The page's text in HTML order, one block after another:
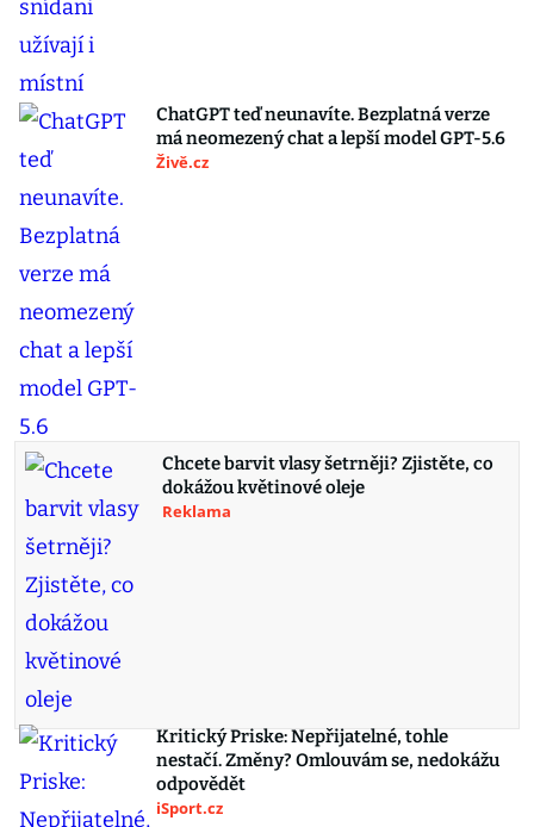
ChatGPT teď neunavíte. Bezplatná verze
má neomezený chat a lepší model GPT-5.6
Živě.cz
Chcete barvit vlasy šetrněji? Zjistěte, co
dokážou květinové oleje
Reklama
Kritický Priske: Nepřijatelné, tohle
nestačí. Změny? Omlouvám se, nedokážu
odpovědět
iSport.cz